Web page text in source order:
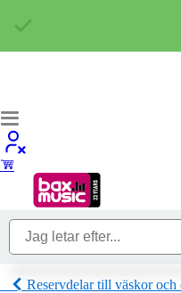
Reservdelar till väskor och